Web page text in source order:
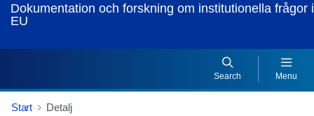
Dokumentation och forskning om institutionella frågor i
EU
Search Menu
Start Detalj